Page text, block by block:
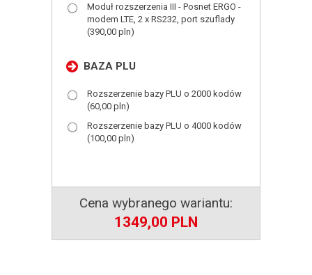
Moduł rozszerzenia III - Posnet ERGO -
modem LTE, 2 x RS232, port szuflady
(390,00 pln)
BAZA PLU
Rozszerzenie bazy PLU o 2000 kodów
(60,00 pln)
Rozszerzenie bazy PLU o 4000 kodów
(100,00 pln)
Cena wybranego wariantu:
1349,00 PLN